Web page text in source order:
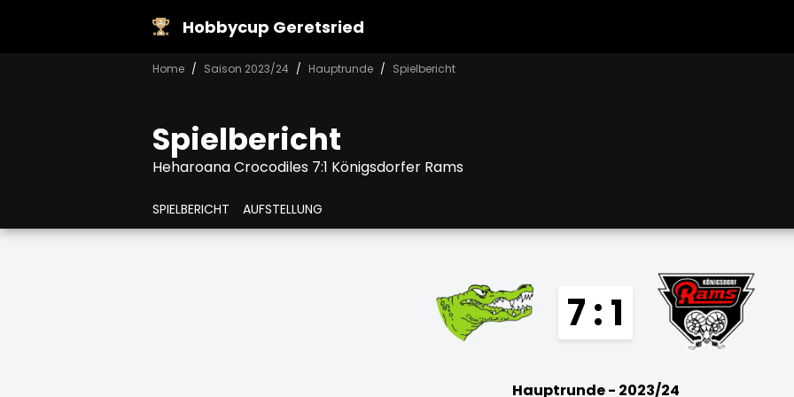
Hobbycup Geretsried
Home Saison 2023/24 Hauptrunde Spielbericht
Spielbericht
Heharoana Crocodiles 7:1 Königsdorfer Rams
SPIELBERICHT AUFSTELLUNG
7 : 1
Hauptrunde - 2023/24